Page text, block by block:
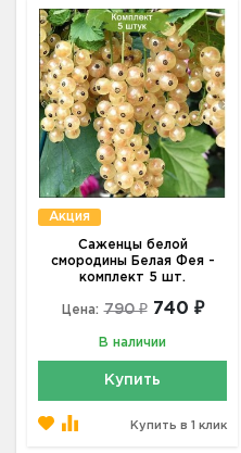
Акция
Саженцы белой
смородины Белая Фея -
комплект 5 шт.
Цена: 790 ₽ 740 ₽
В наличии
Купить
Купить в 1 клик